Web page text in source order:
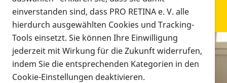
Infomaterial
Infomaterial
einverstanden sind, dass PRO RETINA e. V. alle
hierdurch ausgewählten Cookies und Tracking-
Tools einsetzt. Sie können Ihre Einwilligung
jederzeit mit Wirkung für die Zukunft widerrufen,
indem Sie die entsprechenden Kategorien in den
Cookie-Einstellungen deaktivieren.